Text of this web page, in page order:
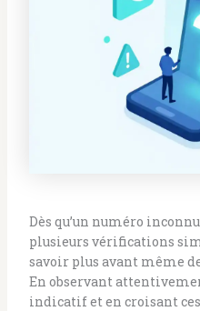
Dès qu’un numéro
plusieurs vérifications
savoir plus avant même
En observant
indicatif et en croisant